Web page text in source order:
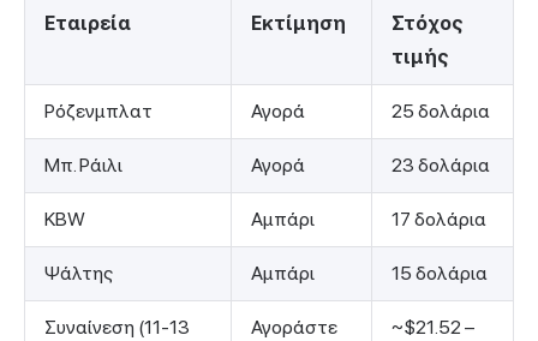
Εταιρεία Εκτίμηση
Στόχος
τιμής
Ρόζενμπλατ Αγορά 25 δολάρια
Μπ. Ράιλι Αγορά 23 δολάρια
KBW Αμπάρι 17 δολάρια
Ψάλτης Αμπάρι 15 δολάρια
Συναίνεση (11-13
Αγοράστε
~$21.52 –